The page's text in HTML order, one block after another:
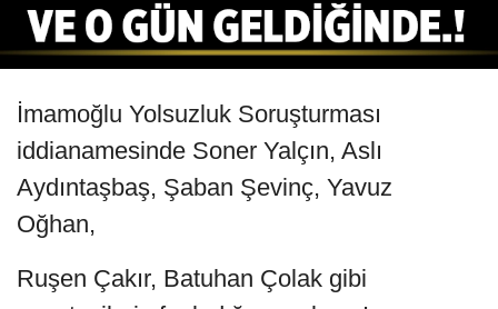
İmamoğlu Yolsuzluk Soruşturması
iddianamesinde Soner Yalçın, Aslı
Aydıntaşbaş, Şaban Şevinç, Yavuz
Oğhan,
Ruşen Çakır, Batuhan Çolak gibi